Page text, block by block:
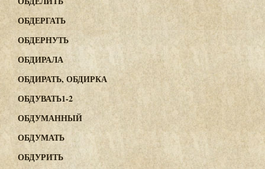
ОБДЕРГАТЬ
ОБДЕРНУТЬ
ОБДИРАЛА
ОБДИРАТЬ, ОБДИРКА
ОБДУВАТЬ1-2
ОБДУМАННЫЙ
ОБДУМАТЬ
ОБДУРИТЬ